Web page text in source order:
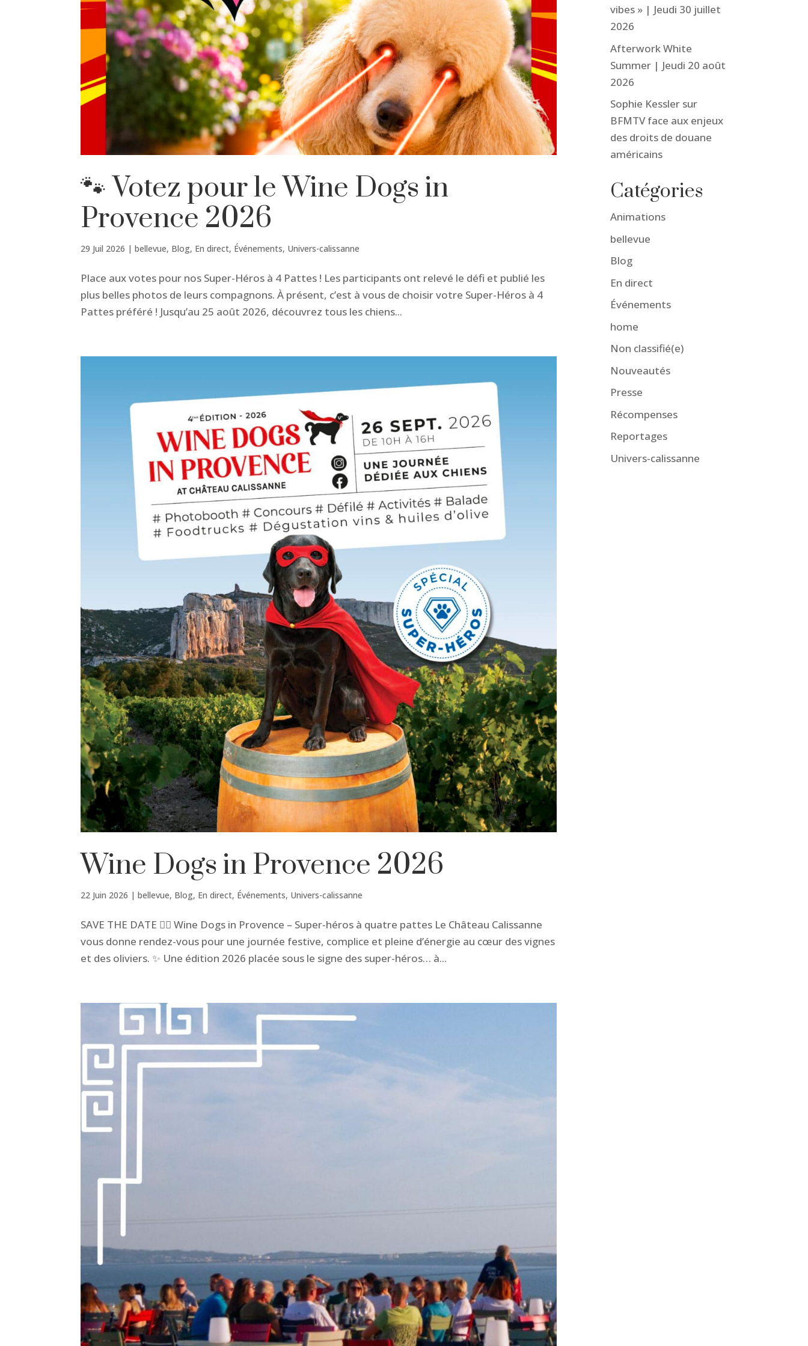
🐾 Votez pour le Wine Dogs in
Provence 2026
29 Juil 2026 |bellevue, Blog, En direct, Événements, Univers-calissanne
Place aux votes pour nos Super-Héros à 4 Pattes ! Les participants ont relevé le défi et publié les
plus belles photos de leurs compagnons. À présent, c’est à vous de choisir votre Super-Héros à 4
Pattes préféré ! Jusqu’au 25 août 2026, découvrez tous les chiens...
Wine Dogs in Provence 2026
22 Juin 2026 |bellevue, Blog, En direct, Événements, Univers-calissanne
SAVE THE DATE 🦸‍♂️ Wine Dogs in Provence – Super-héros à quatre pattes Le Château Calissanne
vous donne rendez-vous pour une journée festive, complice et pleine d’énergie au cœur des vignes
et des oliviers. ✨ Une édition 2026 placée sous le signe des super-héros… à...
vibes » | Jeudi 30 juillet
2026
Afterwork White
Summer | Jeudi 20 août
2026
Sophie Kessler sur
BFMTV face aux enjeux
des droits de douane
américains
Catégories
Animations
bellevue
Blog
En direct
Événements
home
Non classifié(e)
Nouveautés
Presse
Récompenses
Reportages
Univers-calissanne